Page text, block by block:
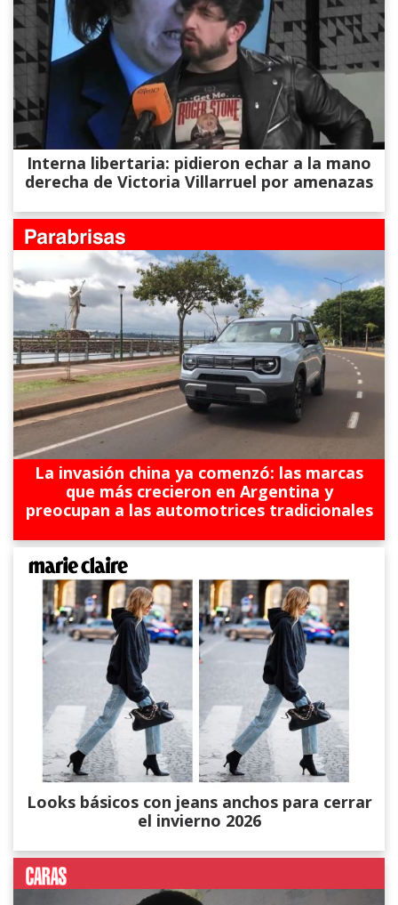
Interna libertaria: pidieron echar a la mano
derecha de Victoria Villarruel por amenazas
La invasión china ya comenzó: las marcas
que más crecieron en Argentina y
preocupan a las automotrices tradicionales
Looks básicos con jeans anchos para cerrar
el invierno 2026